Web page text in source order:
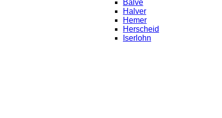
Balve
Halver
Hemer
Herscheid
Iserlohn